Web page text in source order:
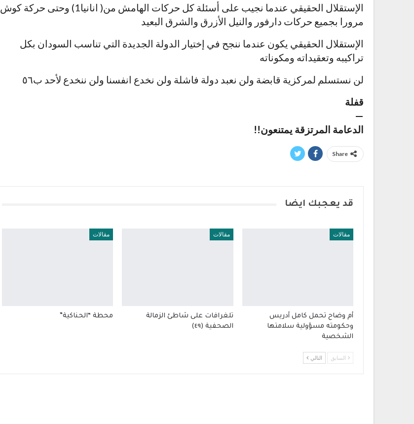
الإستقلال الحقيقي عندما نجيب على أسئلة كل حركات الهامش من( انانيا1) وحتى حركة كوش
مرورا بجميع حركات دارفور والنيل الأزرق والشرق البعيد
الإستقلال الحقيقي يكون عندما ننجح في إختيار الدولة الجديدة التي تناسب السودان بكل
تراكيبه وتعقيداته ومكوناته
لن نستسلم لمركزية قابضة ولن نعبد دولة فاشلة ولن نخدع انفسنا ولن ننخدع لأحد ب٥٦
قفلة
—
الدعامة المرتزقة يمتنعون!!
Share
قد يعجبك ايضا
مقالات
أم وضاح تحمل كامل أدريس
وحكومته مسؤولية سلامتها
الشخصية
مقالات
تلغرافات على شاطئ الزمالة
الصحفية (٤٩)
مقالات
محطة “الحناكية”
السابق التالي